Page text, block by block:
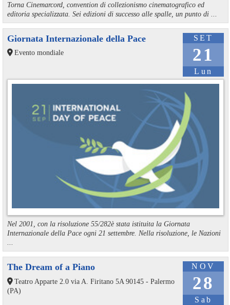
Torna Cinemarcord, convention di collezionismo cinematografico ed
editoria specializzata. Sei edizioni di successo alle spalle, un punto di ...
SET
21
Lun
Giornata Internazionale della Pace
Evento mondiale
Nel 2001, con la risoluzione 55/282è stata istituita la Giornata
Internazionale della Pace ogni 21 settembre. Nella risoluzione, le Nazioni
...
NOV
28
Sab
The Dream of a Piano
Teatro Apparte 2.0 via A. Firitano 5A 90145 - Palermo
(PA)